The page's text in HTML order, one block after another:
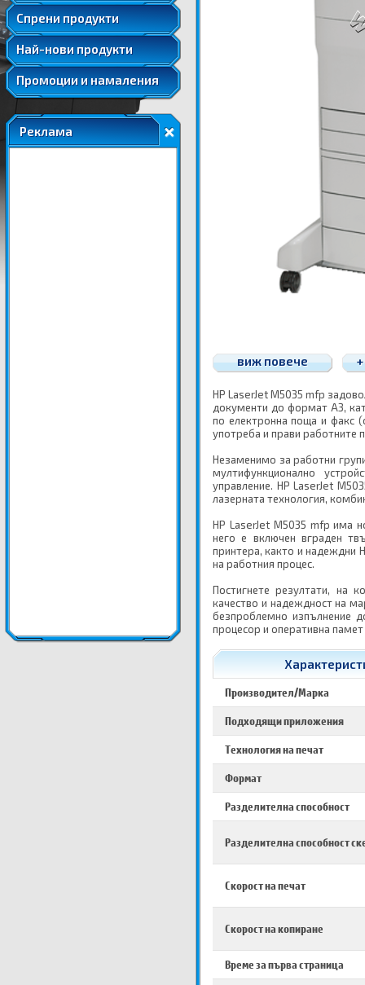
Спрени продукти
Удължени и допълнителни гаранции
Най-нови продукти
Промоции и намаления
Реклама
виж повече
HP LaserJet M5035 mfp
документи до формат А3,
по електронна поща и факс
употреба и прави работните
Незаменимо за работни
мултифункционално
управление. HP LaserJet
лазерната технология,
HP LaserJet M5035 mfp има
него е включен вграден
принтера, както и надеждни
на работния процес.
Постигнете резултати, на
качество и надеждност на
безпроблемно изпълнение
процесор и оперативна
Производител/Марка
Подходящи приложения
Технология на печат
Формат
Разделителна способност
Разделителна способност
Скорост на печат
Скорост на копиране
Време за първа страница